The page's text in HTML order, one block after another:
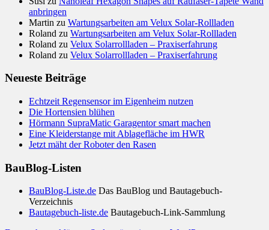
anbringen
Martin zu Wartungsarbeiten am Velux Solar-Rollladen
Roland zu Wartungsarbeiten am Velux Solar-Rollladen
Roland zu Velux Solarrollladen – Praxiserfahrung
Roland zu Velux Solarrollladen – Praxiserfahrung
Neueste Beiträge
Echtzeit Regensensor im Eigenheim nutzen
Die Hortensien blühen
Hörmann SupraMatic Garagentor smart machen
Eine Kleiderstange mit Ablagefläche im HWR
Jetzt mäht der Roboter den Rasen
BauBlog-Listen
BauBlog-Liste.de Das BauBlog und Bautagebuch-
Verzeichnis
Bautagebuch-liste.de Bautagebuch-Link-Sammlung